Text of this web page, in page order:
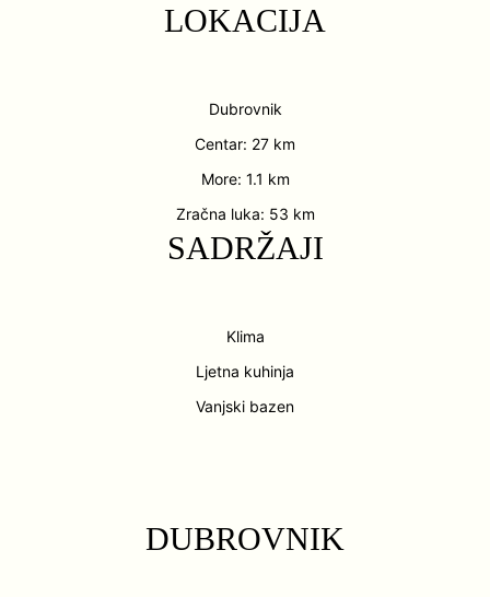
LOKACIJA
Dubrovnik
Centar: 27 km
More: 1.1 km
Zračna luka: 53 km
SADRŽAJI
Klima
Ljetna kuhinja
Vanjski bazen
DUBROVNIK